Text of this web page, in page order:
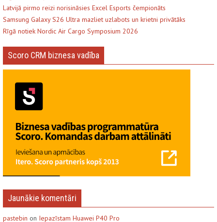
Latvijā pirmo reizi norisināsies Excel Esports čempionāts
Samsung Galaxy S26 Ultra mazliet uzlabots un krietni privātāks
Rīgā notiek Nordic Air Cargo Symposium 2026
Scoro CRM biznesa vadība
Jaunākie komentāri
pastebin on Iepazīstam Huawei P40 Pro